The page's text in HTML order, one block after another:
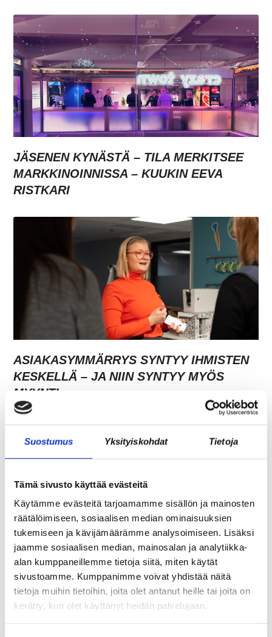
Suostumus Yksityiskohdat Tietoja
Tämä sivusto käyttää evästeitä
Käytämme evästeitä tarjoamamme sisällön ja mainosten
räätälöimiseen, sosiaalisen median ominaisuuksien
tukemiseen ja kävijämäärämme analysoimiseen. Lisäksi
jaamme sosiaalisen median, mainosalan ja analytiikka-
alan kumppaneillemme tietoja siitä, miten käytät
sivustoamme. Kumppanimme voivat yhdistää näitä
tietoja muihin tietoihin, joita olet antanut heille tai joita on
kerätty, kun olet käyttänyt heidän palvelujaan.
JÄSENEN KYNÄSTÄ – TILA MERKITSEE
MARKKINOINNISSA – KUUKIN EEVA
RISTKARI
ASIAKASYMMÄRRYS SYNTYY IHMISTEN
KESKELLÄ – JA NIIN SYNTYY MYÖS
MYYNTI
TARJOAVATKO COWORKING-TILAT
KOKOUSTILOJA?